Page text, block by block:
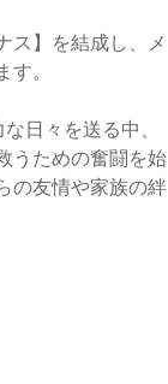
ス】を結成し、メ
。
日々を送る中、
うための奮闘を始
の友情や家族の絆